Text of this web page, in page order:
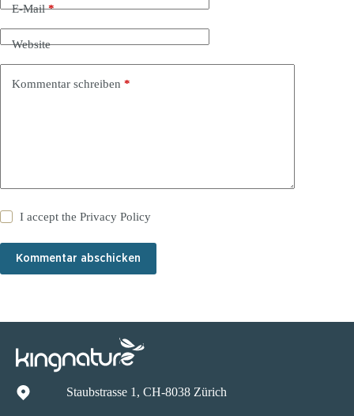
E-Mail*
Website
Kommentar schreiben *
I accept thePrivacy Policy
Kommentar abschicken
Staubstrasse 1, CH-8038 Zürich